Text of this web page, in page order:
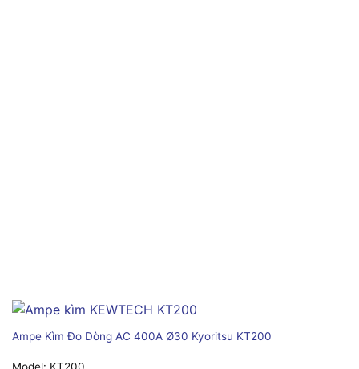
Ampe Kìm Đo Dòng AC 400A Ø30 Kyoritsu KT200